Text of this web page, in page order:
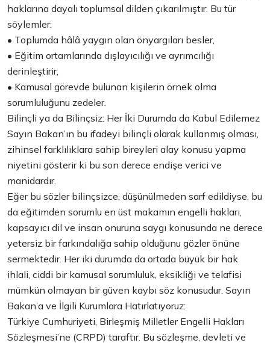
haklarına dayalı toplumsal dilden çıkarılmıştır. Bu tür
söylemler:
• Toplumda hâlâ yaygın olan önyargıları besler,
• Eğitim ortamlarında dışlayıcılığı ve ayrımcılığı
derinleştirir,
• Kamusal görevde bulunan kişilerin örnek olma
sorumluluğunu zedeler.
Bilinçli ya da Bilinçsiz: Her İki Durumda da Kabul Edilemez
Sayın Bakan’ın bu ifadeyi bilinçli olarak kullanmış olması,
zihinsel farklılıklara sahip bireyleri alay konusu yapma
niyetini gösterir ki bu son derece endişe verici ve
manidardır.
Eğer bu sözler bilinçsizce, düşünülmeden sarf edildiyse, bu
da eğitimden sorumlu en üst makamın engelli hakları,
kapsayıcı dil ve insan onuruna saygı konusunda ne derece
yetersiz bir farkındalığa sahip olduğunu gözler önüne
sermektedir. Her iki durumda da ortada büyük bir hak
ihlali, ciddi bir kamusal sorumluluk, eksikliği ve telafisi
mümkün olmayan bir güven kaybı söz konusudur. Sayın
Bakan’a ve İlgili Kurumlara Hatırlatıyoruz:
Türkiye Cumhuriyeti, Birleşmiş Milletler Engelli Hakları
Sözleşmesi’ne (CRPD) taraftır. Bu sözleşme, devleti ve